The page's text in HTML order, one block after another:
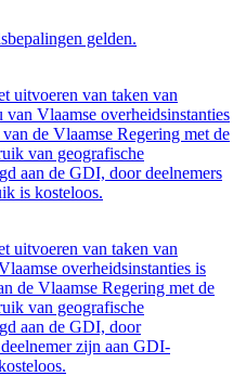
gelden.
uitvoeren van taken van
van Vlaamse overheidsinstanties
de Vlaamse Regering met de
van geografische
aan de GDI, door deelnemers
is kosteloos.
uitvoeren van taken van
overheidsinstanties is
de Vlaamse Regering met de
van geografische
aan de GDI, door
zijn aan GDI-